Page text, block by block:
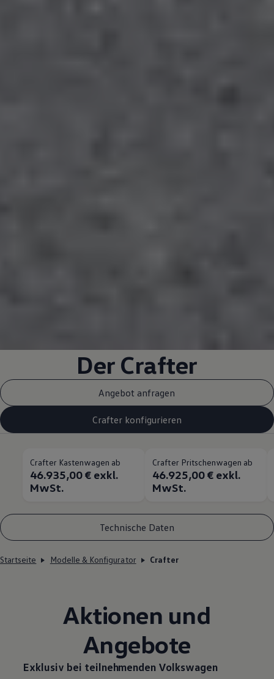
Der Crafter
Angebot anfragen
Crafter konfigurieren
Crafter Kastenwagen ab
46.935,00 € exkl.
MwSt.
Crafter Pritschenwagen ab
46.925,00 € exkl.
MwSt.
Technische Daten
Startseite Modelle & Konfigurator Crafter
Aktionen und
Angebote
Exklusiv bei teilnehmenden Volkswagen